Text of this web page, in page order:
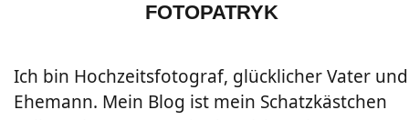
FOTOPATRYK
Ich bin Hochzeitsfotograf, glücklicher Vater und
Ehemann. Mein Blog ist mein Schatzkästchen